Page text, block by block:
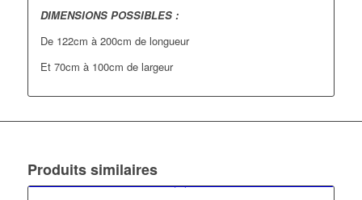
DIMENSIONS POSSIBLES :
De 122cm à 200cm de longueur
Et 70cm à 100cm de largeur
Produits similaires